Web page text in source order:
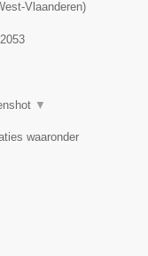
Vlaanderen)
▼
waaronder